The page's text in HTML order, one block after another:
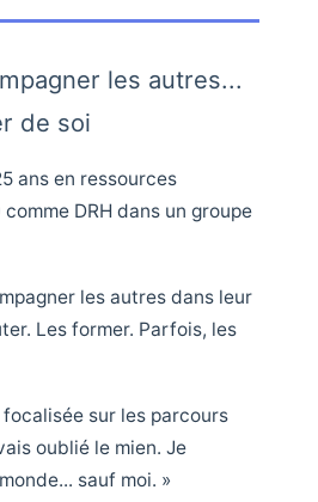
les autres...
de soi
ans en ressources
DRH dans un groupe
les autres dans leur
Les former. Parfois, les
sur les parcours
oublié le mien. Je
sauf moi. »